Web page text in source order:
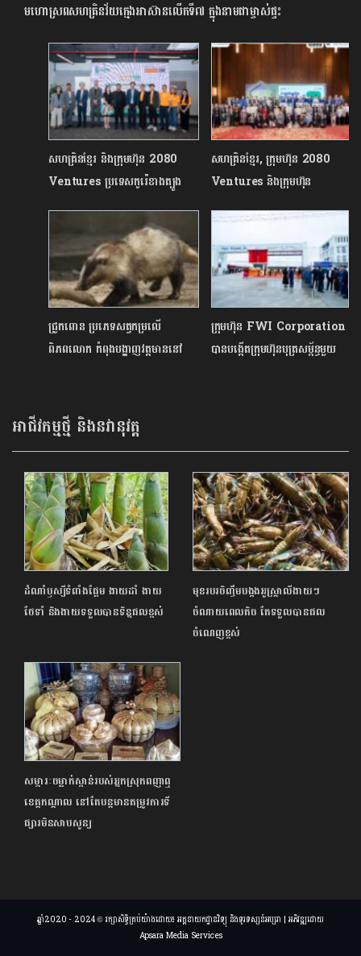
មហោស្រពសហគ្រិនវ័យក្មេងអាស៊ានលើកទី៧ ក្នុងនាមជាម្ចាស់ផ្ទះ
សហគ្រិនខ្មែរ និងក្រុមហ៊ុន 2080
Ventures ប្រទេសកូរ៉េខាងត្បូង
កិច្ចខ្មែរ ដើម្បីលើកកម្ពស់ដល់ធុរកិច្ច
បង្កើតថ្មី
សហគ្រិនខ្មែរ, ក្រុមហ៊ុន 2080
Ventures និងក្រុមហ៊ុន
Cambodia Entrepreneur
Showcase
ជ្រូកពោន ប្រភេទសត្វកម្រលើ
ពិភពលោក កំពុងបង្ហាញវត្តមាននៅ
ក្រុមហ៊ុន FWI​ Corporation
បានបង្កើតក្រុមហ៊ុនបុត្រសម្ព័ន្ធមួយ
អាជីវកម្មថ្មី និងនវានុវត្ត
ដំណាំឫស្សីទំពាំងផ្អែម ងាយដាំ ងាយ
ថែទាំ និងងាយទទួលបានទិន្នផលខ្ពស់
មុខរបរចិញ្ចឹមបង្កងអូស្ត្រាលីងាយៗ
ចំណាយពេលតិច តែទទួលបានផល
ចំណេញខ្ពស់
សម្ភារៈចម្លាក់ស្ពាន់របស់អ្នកស្រុកពញាឮ
ខេត្តកណ្តាល នៅតែបន្តមានតម្រូវការទី
ផ្សារមិនសាបសូន្យ
ឆ្នាំ2020 - 2024 © រក្សាសិទ្ធិគ្រប់យ៉ាងដោយ៖ អគ្គនាយកដ្ឋានវិទ្យុ និងទូរទស្សន៍អប្សរា | អភិវឌ្ឍដោយ
Apsara Media Services